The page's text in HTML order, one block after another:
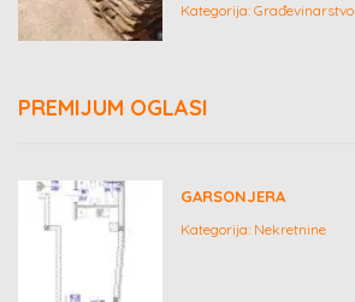
Kategorija: Građevinarstvo
PREMIJUM OGLASI
GARSONJERA
Kategorija: Nekretnine